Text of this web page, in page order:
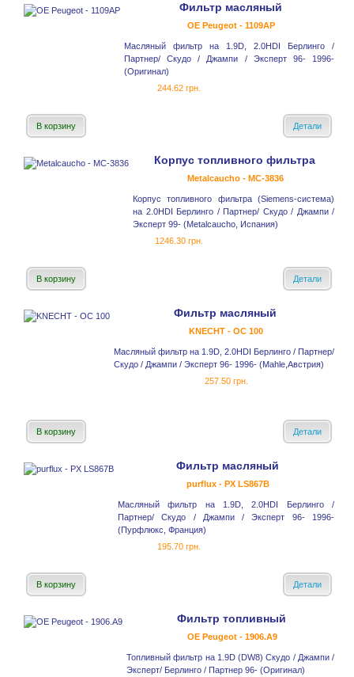
Фильтр масляный
OE Peugeot - 1109AP
Масляный фильтр на 1.9D, 2.0HDI Берлинго /
Партнер/ Скудо / Джампи / Эксперт 96- 1996-
(Оригинал)
244.62 грн.
В корзину Детали
Корпус топливного фильтра
Metalcaucho - MC-3836
Корпус топливного фильтра (Siemens-система)
на 2.0HDI Берлинго / Партнер/ Скудо / Джампи /
Эксперт 99- (Metalcaucho, Испания)
1246.30 грн.
В корзину Детали
Фильтр масляный
KNECHT - OC 100
Масляный фильтр на 1.9D, 2.0HDI Берлинго / Партнер/
Скудо / Джампи / Эксперт 96- 1996- (Mahle,Австрия)
257.50 грн.
В корзину Детали
Фильтр масляный
purflux - PX LS867B
Масляный фильтр на 1.9D, 2.0HDI Берлинго /
Партнер/ Скудо / Джампи / Эксперт 96- 1996-
(Пурфлюкс, Франция)
195.70 грн.
В корзину Детали
Фильтр топливный
OE Peugeot - 1906.A9
Топливный фильтр на 1.9D (DW8) Скудо / Джампи /
Эксперт/ Берлинго / Партнер 96- (Оригинал)